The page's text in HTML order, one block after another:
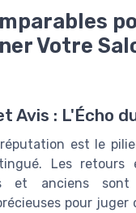
Votre
Avis : L'Écho
est le
Les retours
et anciens
pour juger